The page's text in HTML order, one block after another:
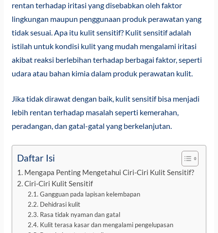
rentan terhadap iritasi yang disebabkan oleh faktor
lingkungan maupun penggunaan produk perawatan yang
tidak sesuai. Apa itu kulit sensitif? Kulit sensitifadalah
istilah untuk kondisi kulit yang mudah mengalami iritasi
akibat reaksi berlebihan terhadap berbagai faktor, seperti
udara atau bahan kimia dalam produk perawatan kulit.
Jika tidak dirawat dengan baik, kulit sensitif bisa menjadi
lebih rentan terhadap masalah seperti kemerahan,
peradangan, dan gatal-gatal yang berkelanjutan.
Daftar Isi
Mengapa Penting Mengetahui Ciri-Ciri Kulit Sensitif?
Ciri-Ciri Kulit Sensitif
Gangguan pada lapisan kelembapan
Dehidrasi kulit
Rasa tidak nyaman dan gatal
Kulit terasa kasar dan mengalami pengelupasan